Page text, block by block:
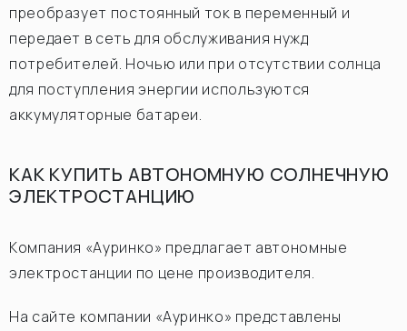
преобразует постоянный ток в переменный и
передает в сеть для обслуживания нужд
потребителей. Ночью или при отсутствии солнца
для поступления энергии используются
аккумуляторные батареи.
КАК КУПИТЬ АВТОНОМНУЮ СОЛНЕЧНУЮ
ЭЛЕКТРОСТАНЦИЮ
Компания «Ауринко» предлагает автономные
электростанции по цене производителя.
На сайте компании «Ауринко» представлены